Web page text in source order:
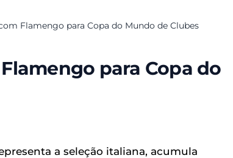
Flamengo para Copa do Mundo de Clubes
para Copa do
a seleção italiana, acumula